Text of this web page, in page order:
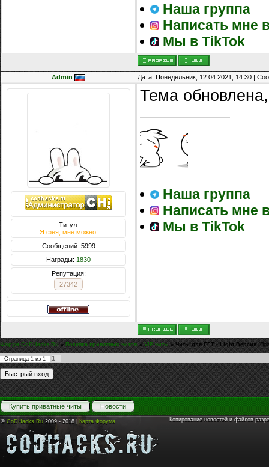
Наша группа
Написать мне
Мы в TikTok
Admin Дата: Понедельник, 12.04.2021, 14:30 |
Титул:
Я фея, мне можно!
Сообщений: 5999
Награды: 1830
Репутация:
27342
Тема
Наша группа
Написать мне
Мы в TikTok
Форум CoDHacks.Ru » Покупка приватных читов » VIP читы » Читы для EFT - Light Версия
Страница 1 из 1 1
Купить приватные читы Новости
© CoDHacks.Ru 2009 - 2018 | Карта Форума Копирование новостей и файлов